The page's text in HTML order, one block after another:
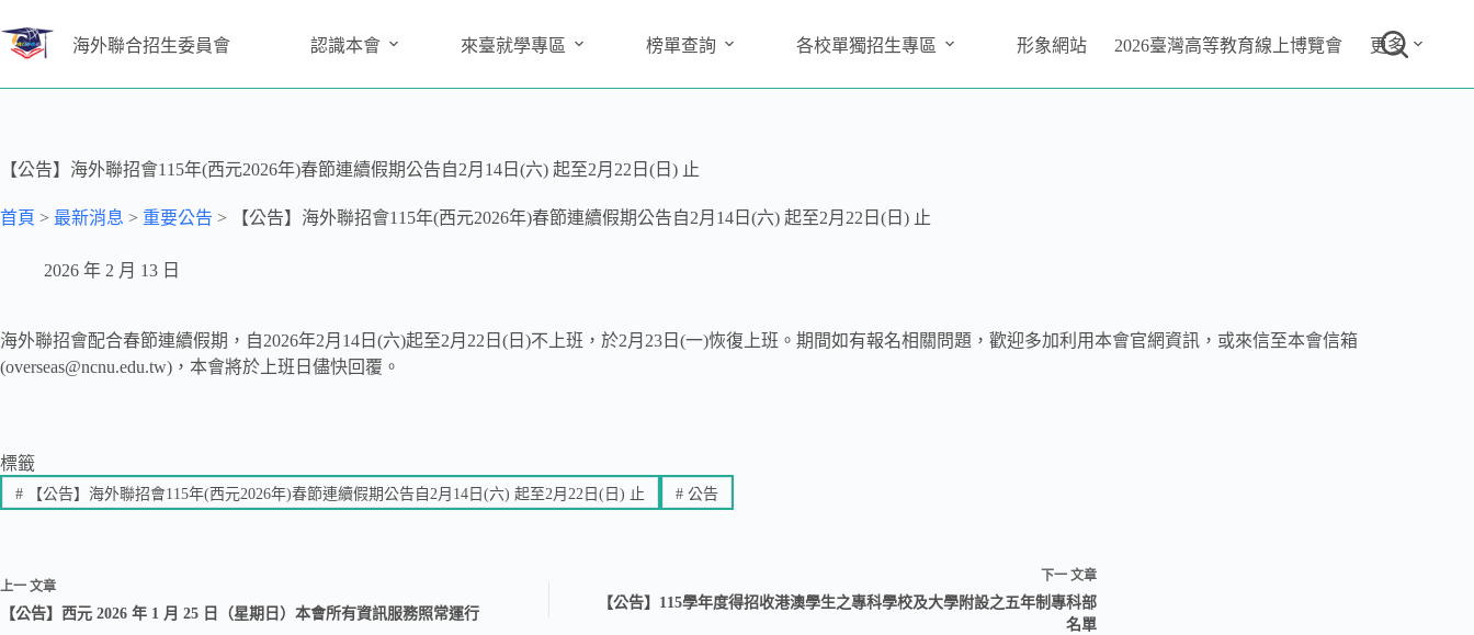
海外聯合招生委員會 認識本會 來臺就學專區 榜單查詢 各校單獨招生專區 形象網站 2026臺灣高等教育線上博覽會 更多
【公告】海外聯招會115年(西元2026年)春節連續假期公告自2月14日(六) 起至2月22日(日) 止
首頁 > 最新消息 > 重要公告 > 【公告】海外聯招會115年(西元2026年)春節連續假期公告自2月14日(六) 起至2月22日(日) 止
2026 年 2 月 13 日
海外聯招會配合春節連續假期，自2026年2月14日(六)起至2月22日(日)不上班，於2月23日(一)恢復上班。期間如有報名相關問題，歡迎多加利用本會官網資訊，或來信至本會信箱
(overseas@ncnu.edu.tw)，本會將於上班日儘快回覆。
標籤
#【公告】海外聯招會115年(西元2026年)春節連續假期公告自2月14日(六) 起至2月22日(日) 止 #公告
上一 文章
【公告】西元 2026 年 1 月 25 日（星期日）本會所有資訊服務照常運行
下一 文章
【公告】115學年度得招收港澳學生之專科學校及大學附設之五年制專科部
名單